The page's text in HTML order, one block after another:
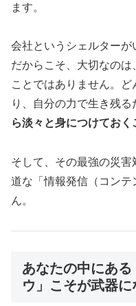
ます。
会社というシェルター
だからこそ、大切なの
ことではありません。
り、自分の力で生き残る
ら淡々と身につけておく
そして、その最強の災
道な「情報発信（コン
ん。
あなたの中にあ
ウ」こそが武器に